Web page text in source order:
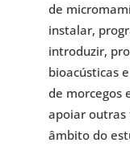
de
instalar,
introduzir,
bioacústicas
de morcegos
apoiar outras
âmbito do